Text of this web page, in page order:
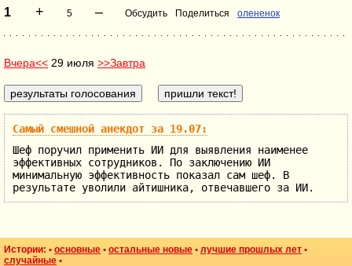
1 + 5 – Обсудить Поделиться олененок
Вчера<< 29 июля >>Завтра
Самый смешной анекдот за 19.07:
Шеф поручил применить ИИ для выявления наименее
эффективных сотрудников. По заключению ИИ
минимальную эффективность показал сам шеф. В
результате уволили айтишника, отвечавшего за ИИ.
Истории: • основные • остальные новые • лучшие прошлых лет •
случайные •